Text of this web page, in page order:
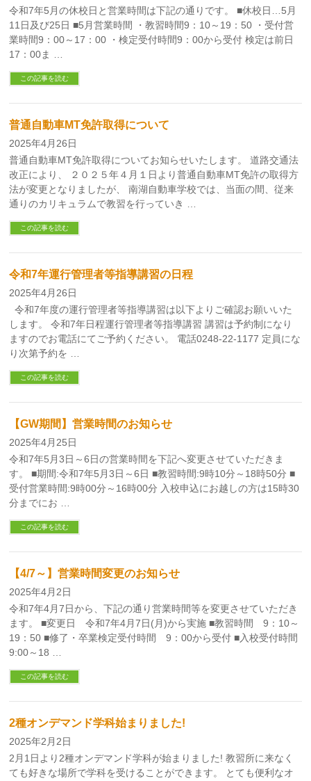
令和7年5月の休校日と営業時間は下記の通りです。 ■休校日…5月
11日及び25日 ■5月営業時間 ・教習時間9：10～19：50 ・受付営
業時間9：00～17：00 ・検定受付時間9：00から受付 検定は前日
17：00ま …
この記事を読む
普通自動車MT免許取得について
2025年4月26日
普通自動車MT免許取得についてお知らせいたします。 道路交通法
改正により、 ２０２５年４月１日より普通自動車MT免許の取得方
法が変更となりましたが、 南湖自動車学校では、当面の間、従来
通りのカリキュラムで教習を行っていき …
この記事を読む
令和7年運行管理者等指導講習の日程
2025年4月26日
令和7年度の運行管理者等指導講習は以下よりご確認お願いいた
します。 令和7年日程運行管理者等指導講習 講習は予約制になり
ますのでお電話にてご予約ください。 電話0248-22-1177 定員にな
り次第予約を …
この記事を読む
【GW期間】営業時間のお知らせ
2025年4月25日
令和7年5月3日～6日の営業時間を下記へ変更させていただきま
す。 ■期間:令和7年5月3日～6日 ■教習時間:9時10分～18時50分 ■
受付営業時間:9時00分～16時00分 入校申込にお越しの方は15時30
分までにお …
この記事を読む
【4/7～】営業時間変更のお知らせ
2025年4月2日
令和7年4月7日から、下記の通り営業時間等を変更させていただき
ます。 ■変更日 令和7年4月7日(月)から実施 ■教習時間 9：10～
19：50 ■修了・卒業検定受付時間 9：00から受付 ■入校受付時間
9:00～18 …
この記事を読む
2種オンデマンド学科始まりました!
2025年2月2日
2月1日より2種オンデマンド学科が始まりました! 教習所に来なく
ても好きな場所で学科を受けることができます。 とても便利なオ